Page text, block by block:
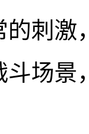
的刺激
斗场